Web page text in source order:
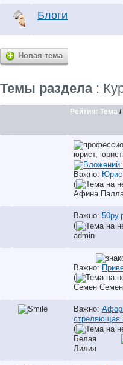
Блоги
Новая тема
Темы раздела:
Рейтинг Тема /
Важно:
(
Афина
Важно:
(
аdmin
Важно:
(
Семен
Важно:
стреляющая
(
Белая
Лилия